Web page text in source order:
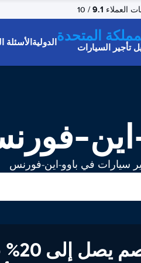
العملاء 9.1
/ 10
المتحدة
تأجير السيارات الدوليةالأسئلة
این-
سيارات في باوو-این-فورنس
خصم